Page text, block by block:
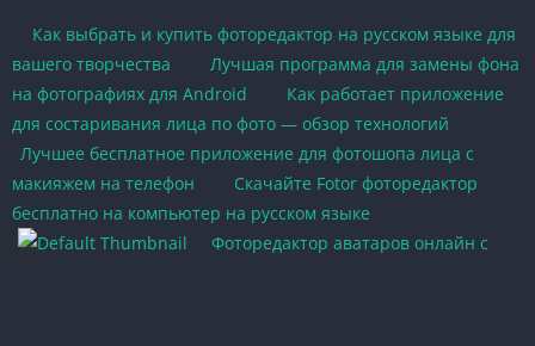
Как выбрать и купить фоторедактор на русском языке для
вашего творчества
Лучшая программа для замены фона
на фотографиях для Android
Как работает приложение
для состаривания лица по фото — обзор технологий
Лучшее бесплатное приложение для фотошопа лица с
макияжем на телефон
Скачайте Fotor фоторедактор
бесплатно на компьютер на русском языке
Фоторедактор аватаров онлайн с